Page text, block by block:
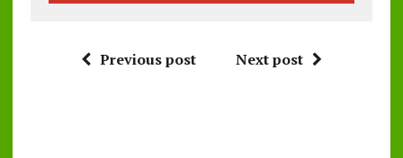
Previous post Next post